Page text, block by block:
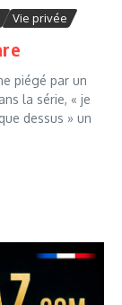
Vie privée
piégé par un
la série, « je
dessus » un